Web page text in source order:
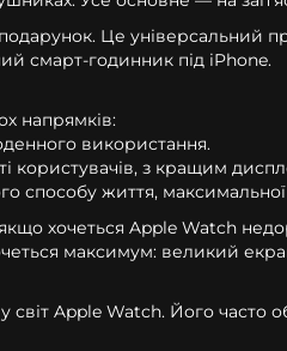
Це універсальний
смарт-годинник під iPhone.
напрямків:
використання.
користувачів, з кращим
способу життя,
хочеться Apple Watch
максимум: великий
світ Apple Watch. Його